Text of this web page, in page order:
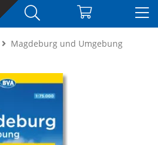
Magdeburg und Umgebung